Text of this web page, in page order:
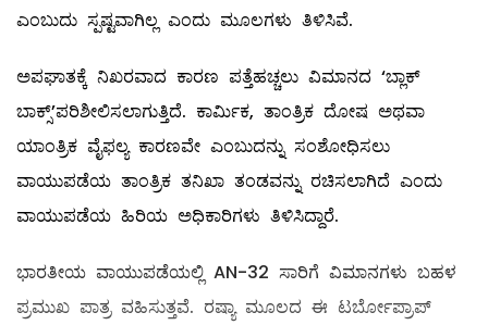
ಎಂಬುದು ಸ್ಪಷ್ಟವಾಗಿಲ್ಲ ಎಂದು ಮೂಲಗಳು ತಿಳಿಸಿವೆ.
ಅಪಘಾತಕ್ಕೆ ನಿಖರವಾದ ಕಾರಣ ಪತ್ತೆಹಚ್ಚಲು ವಿಮಾನದ ‘ಬ್ಲಾಕ್
ಬಾಕ್ಸ್’ಪರಿಶೀಲಿಸಲಾಗುತ್ತಿದೆ. ಕಾರ್ಮಿಕ, ತಾಂತ್ರಿಕ ದೋಷ ಅಥವಾ
ಯಾಂತ್ರಿಕ ವೈಫಲ್ಯ ಕಾರಣವೇ ಎಂಬುದನ್ನು ಸಂಶೋಧಿಸಲು
ವಾಯುಪಡೆಯ ತಾಂತ್ರಿಕ ತನಿಖಾ ತಂಡವನ್ನು ರಚಿಸಲಾಗಿದೆ ಎಂದು
ವಾಯುಪಡೆಯ ಹಿರಿಯ ಅಧಿಕಾರಿಗಳು ತಿಳಿಸಿದ್ದಾರೆ.
ಭಾರತೀಯ ವಾಯುಪಡೆಯಲ್ಲಿ AN-32 ಸಾರಿಗೆ ವಿಮಾನಗಳು ಬಹಳ
ಪ್ರಮುಖ ಪಾತ್ರ ವಹಿಸುತ್ತವೆ. ರಷ್ಯಾ ಮೂಲದ ಈ ಟರ್ಬೋಪ್ರಾಪ್